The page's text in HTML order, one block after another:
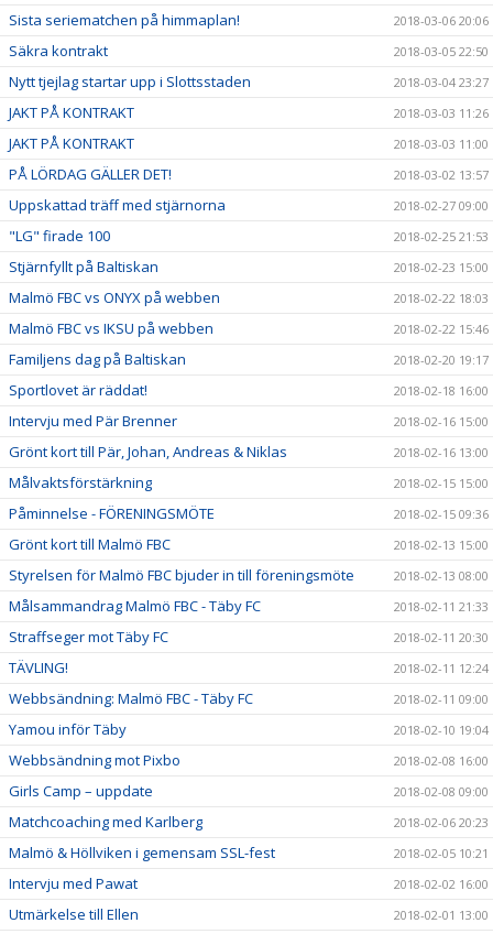
Sista seriematchen på himmaplan! 2018-03-06 20:06
Säkra kontrakt 2018-03-05 22:50
Nytt tjejlag startar upp i Slottsstaden 2018-03-04 23:27
JAKT PÅ KONTRAKT 2018-03-03 11:26
JAKT PÅ KONTRAKT 2018-03-03 11:00
PÅ LÖRDAG GÄLLER DET! 2018-03-02 13:57
Uppskattad träff med stjärnorna 2018-02-27 09:00
"LG" firade 100 2018-02-25 21:53
Stjärnfyllt på Baltiskan 2018-02-23 15:00
Malmö FBC vs ONYX på webben 2018-02-22 18:03
Malmö FBC vs IKSU på webben 2018-02-22 15:46
Familjens dag på Baltiskan 2018-02-20 19:17
Sportlovet är räddat! 2018-02-18 16:00
Intervju med Pär Brenner 2018-02-16 15:00
Grönt kort till Pär, Johan, Andreas & Niklas 2018-02-16 13:00
Målvaktsförstärkning 2018-02-15 15:00
Påminnelse - FÖRENINGSMÖTE 2018-02-15 09:36
Grönt kort till Malmö FBC 2018-02-13 15:00
Styrelsen för Malmö FBC bjuder in till föreningsmöte 2018-02-13 08:00
Målsammandrag Malmö FBC - Täby FC 2018-02-11 21:33
Straffseger mot Täby FC 2018-02-11 20:30
TÄVLING! 2018-02-11 12:24
Webbsändning: Malmö FBC - Täby FC 2018-02-11 09:00
Yamou inför Täby 2018-02-10 19:04
Webbsändning mot Pixbo 2018-02-08 16:00
Girls Camp – uppdate 2018-02-08 09:00
Matchcoaching med Karlberg 2018-02-06 20:23
Malmö & Höllviken i gemensam SSL-fest 2018-02-05 10:21
Intervju med Pawat 2018-02-02 16:00
Utmärkelse till Ellen 2018-02-01 13:00